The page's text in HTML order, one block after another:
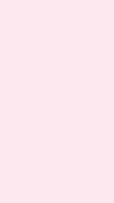
款方式，歡迎